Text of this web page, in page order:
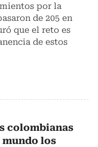
por la
de 205 en
que el reto es
de estos
colombianas
mundo los